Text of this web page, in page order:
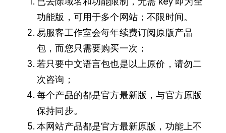
功能版，可用于多个网站；不限时间。
易服客工作室会每年续费订阅原版产品
包，而您只需要购买一次；
若只要中文语言包也是以上原价，请勿二
次咨询；
每个产品的都是官方最新版，与官方原版
保持同步。
本网站产品都是官方最新原版，功能上不